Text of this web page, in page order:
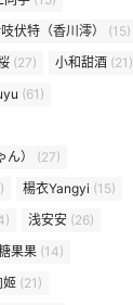
伏特（香川澪）
(15)
(27) 小和甜酒 (21)
(61)
）
(27)
楊衣Yangyi (15)
浅安安 (26)
果果 (14)
姬 (21)